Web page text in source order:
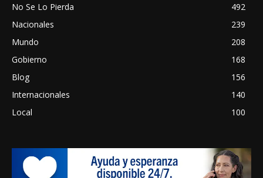
No Se Lo Pierda
492
Nacionales
239
Mundo
208
Gobierno
168
Blog
156
Internacionales
140
Local
100